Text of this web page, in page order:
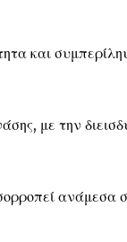
και
με την
ανάμεσα